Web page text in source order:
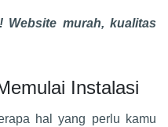
Website murah, kualitas
Instalasi
hal yang perlu kamu